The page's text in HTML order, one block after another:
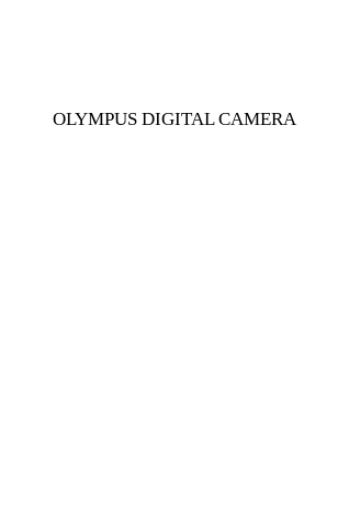
OLYMPUS DIGITAL CAMERA